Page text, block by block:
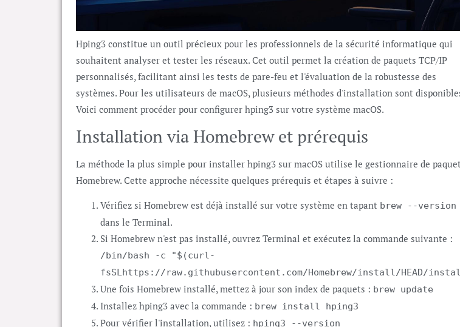
Hping3 constitue un outil précieux pour les professionnels de la sécurité informatique qui
souhaitent analyser et tester les réseaux. Cet outil permet la création de paquets TCP/IP
personnalisés, facilitant ainsi les tests de pare-feu et l'évaluation de la robustesse des
systèmes. Pour les utilisateurs de macOS, plusieurs méthodes d'installation sont
Voici comment procéder pour configurer hping3 sur votre système macOS.
Installation via Homebrew et prérequis
La méthode la plus simple pour installer hping3 sur macOS utilise le gestionnaire de
Homebrew. Cette approche nécessite quelques prérequis et étapes à suivre :
Vérifiez si Homebrew est déjà installé sur votre système en tapant brew --version
dans le Terminal.
Si Homebrew n'est pas installé, ouvrez Terminal et exécutez la commande suivante :
/bin/bash -c "$(curl-
fsSLhttps://raw.githubusercontent.com/Homebrew/install/HEAD/
Une fois Homebrew installé, mettez à jour son index de paquets : brew update
Installez hping3 avec la commande : brew install hping3
Pour vérifier l'installation, utilisez : hping3 --version